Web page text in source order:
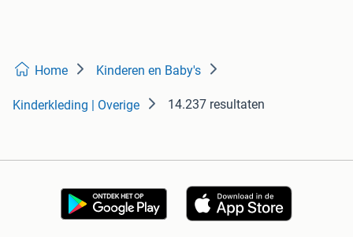
Home Kinderen en Baby's
Kinderkleding | Overige 14.237 resultaten